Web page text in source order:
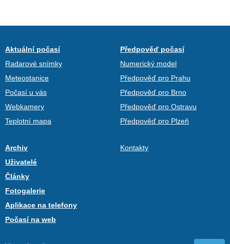
Aktuální počasí
Radarové snímky
Meteostanice
Počasí u vás
Webkamery
Teplotní mapa
Předpověď počasí
Numerický model
Předpověď pro Prahu
Předpověď pro Brno
Předpověď pro Ostravu
Předpověď pro Plzeň
Archiv
Uživatelé
Články
Fotogalerie
Aplikace na telefony
Počasí na web
Kontakty